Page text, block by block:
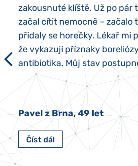
zakousnuté klíště. Už po pár
začal cítit nemocně – začalo
přidaly se horečky. Lékař mi
že vykazuji příznaky
antibiotika. Můj stav
Pavel z Brna, 49 let
Číst dál